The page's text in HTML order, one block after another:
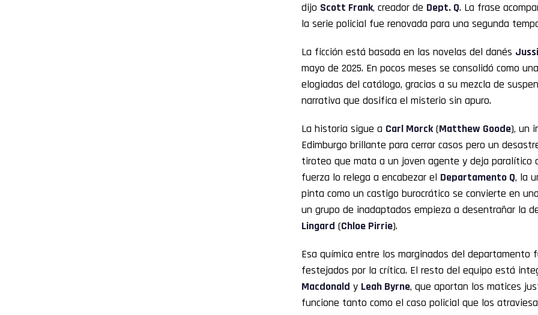
dijo Scott Frank, creador de Dept. Q. La frase
la serie policial fue renovada para una segunda
La ficción está basada en las novelas del danés
mayo de 2025. En pocos meses se consolidó como
elogiadas del catálogo, gracias a su mezcla de
narrativa que dosifica el misterio sin apuro.
La historia sigue a Carl Morck(Matthew Goode), un
Edimburgo brillante para cerrar casos pero un
tiroteo que mata a un joven agente y deja paralítico
fuerza lo relega a encabezar el Departamento Q, la
pinta como un castigo burocrático se convierte en
un grupo de inadaptados empieza a desentrañar la
Lingard (Chloe Pirrie).
Esa química entre los marginados del departamento
festejados por la crítica. El resto del equipo está
Macdonald y Leah Byrne, que aportan los matices
funcione tanto como el caso policial que los